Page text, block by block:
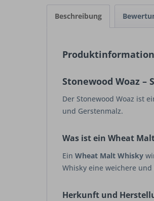
Beschreibung
Stonewood Woaz –
Der Stonewood Woaz ist
und Gerstenmalz.
Was ist ein Wheat
Ein Wheat Malt Whisky
Whisky eine weichere
Herkunft und